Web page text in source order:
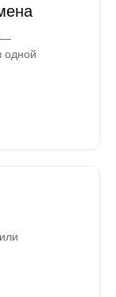
—
одной